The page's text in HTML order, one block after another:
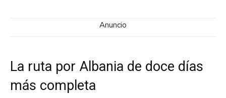
Anuncio
La ruta por Albania de doce días
más completa